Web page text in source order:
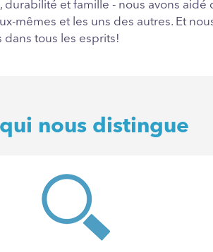
durabilité et famille - nous avons
mêmes et les uns des autres. Et
tous les esprits!
nous distingue